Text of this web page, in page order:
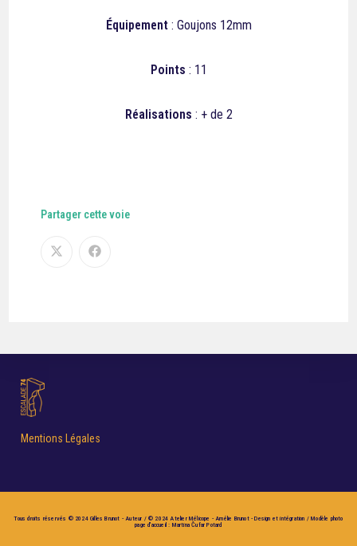
Équipement: Goujons 12mm
Points : 11
Réalisations : + de 2
Partager cette voie
Mentions Légales
Tous droits réservés © 2024 Gilles Brunot - Auteur / © 2024 Atelier Mélicope - Amélie Brunot - Design et intégration / Modèle photo
page d'accueil : Martina Čufar Potard